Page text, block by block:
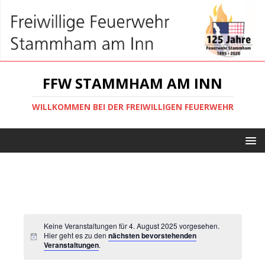
FFW STAMMHAM AM INN
WILLKOMMEN BEI DER FREIWILLIGEN FEUERWEHR
Keine Veranstaltungen für 4. August 2025 vorgesehen.
Hier geht es zu dennächsten bevorstehenden
Veranstaltungen.